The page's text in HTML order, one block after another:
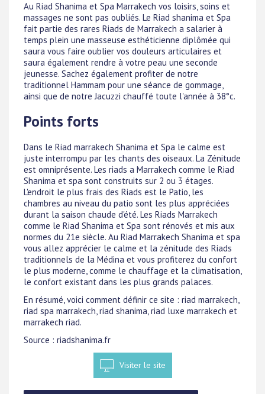
Au Riad Shanima et Spa Marrakech vos loisirs, soins et
massages ne sont pas oubliés. Le Riad shanima et Spa
fait partie des rares Riads de Marrakech a salarier à
temps plein une masseuse esthéticienne diplômée qui
saura vous faire oublier vos douleurs articulaires et
saura également rendre à votre peau une seconde
jeunesse. Sachez également profiter de notre
traditionnel Hammam pour une séance de gommage,
ainsi que de notre Jacuzzi chauffé toute l'année à 38°c.
Points forts
Dans le Riad marrakech Shanima et Spa le calme est
juste interrompu par les chants des oiseaux. La Zénitude
est omniprésente. Les riads a Marrakech comme le Riad
Shanima et spa sont construits sur 2 ou 3 étages.
L'endroit le plus frais des Riads est le Patio, les
chambres au niveau du patio sont les plus appréciées
durant la saison chaude d'été. Les Riads Marrakech
comme le Riad Shanima et Spa sont rénovés et mis aux
normes du 21e siècle. Au Riad Marrakech Shanima et spa
vous allez apprécier le calme et la zénitude des Riads
traditionnels de la Médina et vous profiterez du confort
le plus moderne, comme le chauffage et la climatisation,
le confort existant dans les plus grands palaces.
En résumé, voici comment définir ce site : riad marrakech,
riad spa marrakech, riad shanima, riad luxe marrakech et
marrakech riad.
Source : riadshanima.fr
Visiter le site